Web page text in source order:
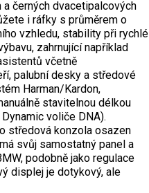
černých dvacetipalcových
i ráfky s průměrem o
vzhledu, stability při rychlé
zahrnující například
včetně
­palubní desky a středové
Harman/Kardon,
stavitelnou délkou
voliče DNA).
středová konzola osazen
svůj samostatný panel a
podobně jako regulace
displej je dotykový, ale